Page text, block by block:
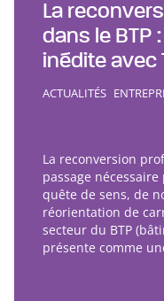
La
dans le BTP
inédite avec
ACTUALITÉS
La reconversion
passage
quête de sens, de
réorientation de
secteur du BTP
présente comme